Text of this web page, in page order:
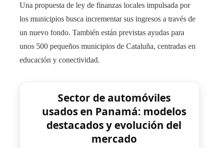
Una propuesta de ley de finanzas locales impulsada por
los municipios busca incrementar sus ingresos a través de
un nuevo fondo. También están previstas ayudas para
unos 500 pequeños municipios de Cataluña, centradas en
educación y conectividad.
Sector de automóviles
usados en Panamá: modelos
destacados y evolución del
mercado